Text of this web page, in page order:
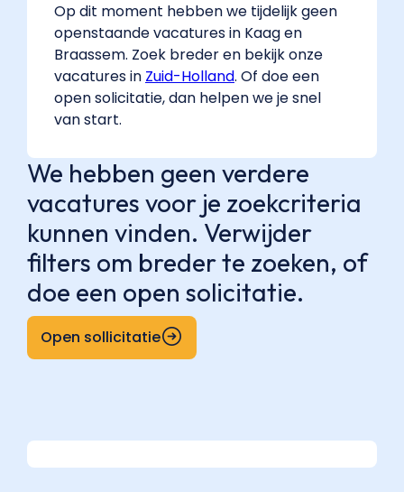
Op dit moment hebben we tijdelijk geen
openstaande vacatures in Kaag en
Braassem. Zoek breder en bekijk onze
vacatures in Zuid-Holland. Of doe een
open solicitatie, dan helpen we je snel
van start.
We hebben geen verdere
vacatures voor je zoekcriteria
kunnen vinden. Verwijder
filters om breder te zoeken, of
doe een open solicitatie.
Open sollicitatie